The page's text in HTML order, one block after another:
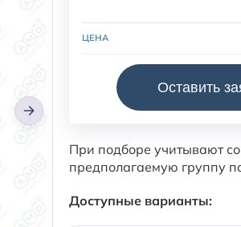
ЦЕНА
Оставить
Датчик
мониторинга сатурации
оборудовании.
При подборе учитывают
предполагаемую группу
Доступные варианты: